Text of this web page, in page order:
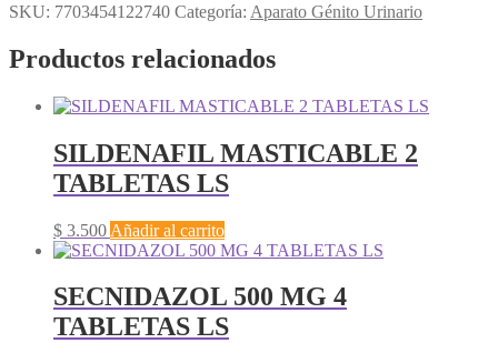
SKU: 7703454122740 Categoría: Aparato Génito Urinario
Productos relacionados
SILDENAFIL MASTICABLE 2
TABLETAS LS
$ 3.500 Añadir al carrito
SECNIDAZOL 500 MG 4
TABLETAS LS